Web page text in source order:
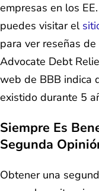
empresas en los
puedes visitar el
para ver reseñas
Advocate Debt
web de BBB indica
existido durante 5
Siempre Es
Segunda
Obtener una